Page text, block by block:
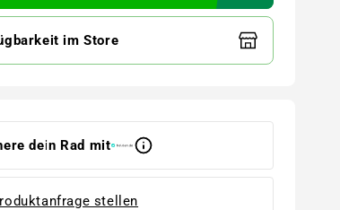
im Store
dein Rad mit
stellen